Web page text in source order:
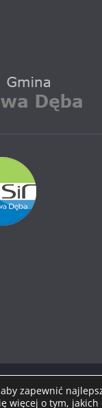
Dęba. Wszystkie
ThemeGrill.
zapewnić
więcej o tym,